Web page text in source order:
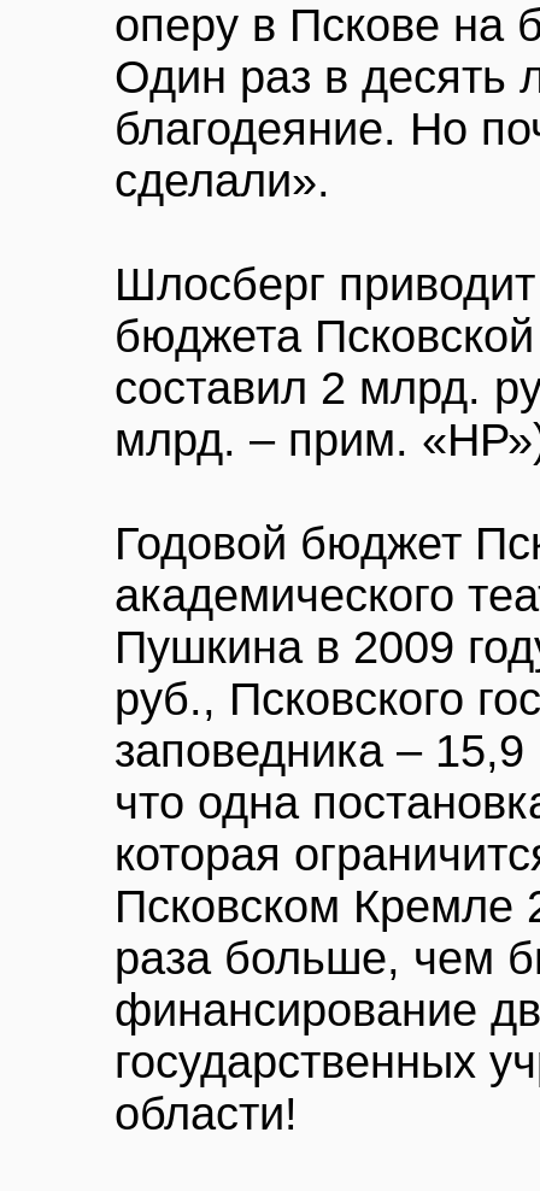
оперу в Пскове на
Один раз в десять
благодеяние. Но
сделали».
Шлосберг
бюджета
составил 2 млрд.
млрд. – прим.
Годовой бюджет
академического
Пушкина в 2009
руб., Псковского
заповедника –
что одна
которая
Псковском Кремле
раза больше, чем
финансирование
государственных
области!